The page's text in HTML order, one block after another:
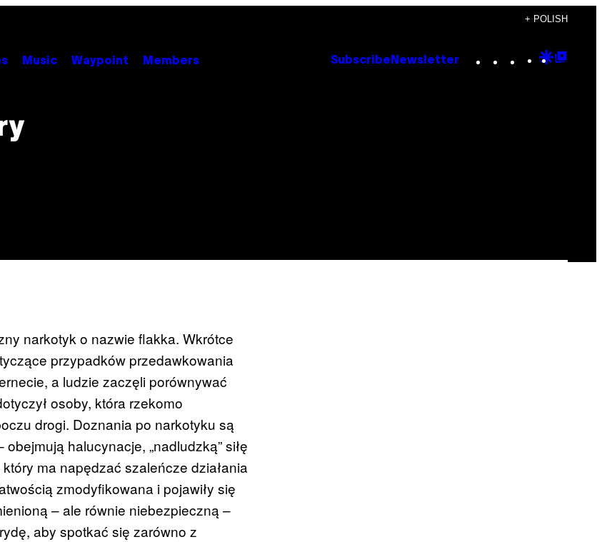
+ POLISH
Music Waypoint Members Subscribe Newsletter Instagram
TikTok
YouTube
Google
narkotyk o nazwie flakka. Wkrótce
przypadków przedawkowania
a ludzie zaczęli porównywać
osoby, która rzekomo
drogi. Doznania po narkotyku są
halucynacje, „nadludzką” siłę
ma napędzać szaleńcze działania
zmodyfikowana i pojawiły się
– ale równie niebezpieczną –
aby spotkać się zarówno z